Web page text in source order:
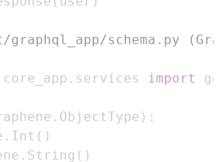
schema.py
core_app . services import
. ObjectType ) :
. Int ( )
. String ( )